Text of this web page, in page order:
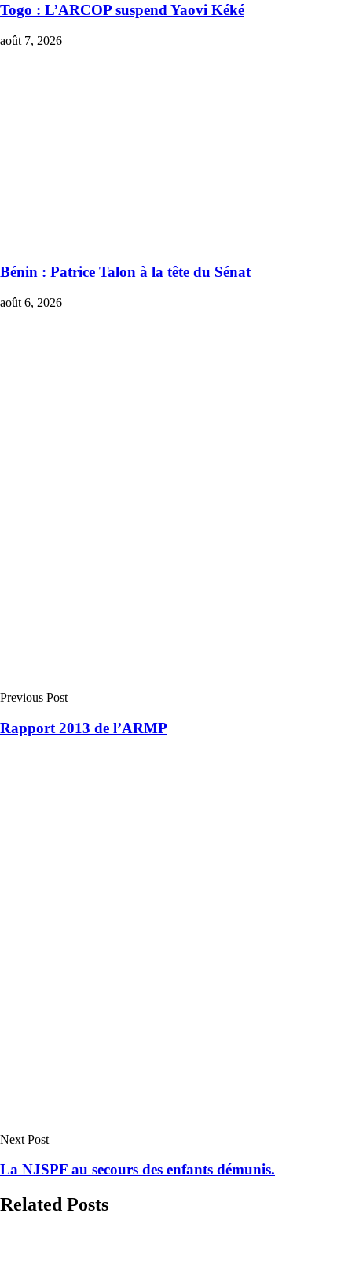
Togo : L’ARCOP suspend Yaovi Kéké
août 7, 2026
Bénin : Patrice Talon à la tête du Sénat
août 6, 2026
Previous Post
Rapport 2013 de l’ARMP
Next Post
La NJSPF au secours des enfants démunis.
Related Posts